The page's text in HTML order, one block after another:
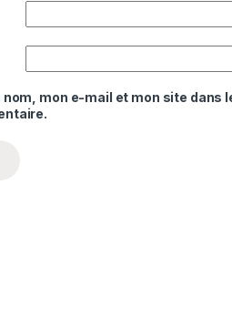
mon e-mail et mon site dans